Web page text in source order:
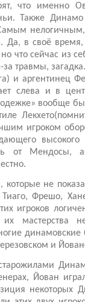
что именно
Также
Да, в своё
что сейчас из
травмы,
и аргентинец
слева и в
вообще
игроком
высокого
от Мендосы,
не
Фрешо,
игроков
мастерства
и
Йован
некоторых